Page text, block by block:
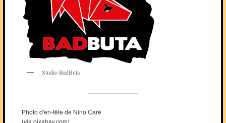
Studio BadButa
Photo d'en-tête de Nino Carè